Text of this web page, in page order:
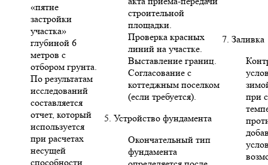
«пятне
застройки
участка»
глубиной 6
метров с
отбором грунта.
По результатам
исследований
составляется
отчет, который
используется
при расчетах
несущей
способности
строительной
площадки.
Проверка красных
линий на участке.
Выставление границ.
Согласование с
коттеджным поселком
(если требуется).
5. Устройство фундамента
Окончательный тип
фундамента
7. Заливка
при